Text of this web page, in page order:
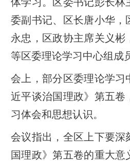
委副书记、区长唐小华，
永忠，区政协主席关义彬
等区委理论学习中心组成
会上，部分区委理论学习
近平谈治国理政》第五卷
习体会和思想认识。
会议指出，全区上下要深
国理政》第五卷的重大意